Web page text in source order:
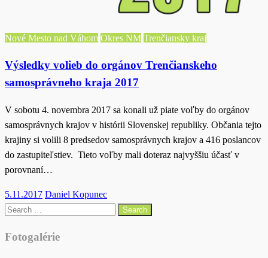
Nové Mesto nad Váhom Okres NM Trenčiansky kraj
Výsledky volieb do orgánov Trenčianskeho
samosprávneho kraja 2017
V sobotu 4. novembra 2017 sa konali už piate voľby do orgánov
samosprávnych krajov v histórii Slovenskej republiky. Občania tejto
krajiny si volili 8 predsedov samosprávnych krajov a 416 poslancov
do zastupiteľstiev. Tieto voľby mali doteraz najvyššiu účasť v
porovnaní…
Posted
on
5.11.2017 Daniel Kopunec
Search
Fotogalérie